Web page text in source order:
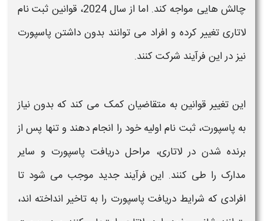
چالش‌ هایی مواجه کند. اما از سال 2024، قوانین
ثبت‌ نام
لاتاریتغییر کرده و افراد می‌ توانند بدون داشتن پاسپورت
نیز در این فرآیند شرکت کنند.
این تغییر قوانین به متقاضیان کمک می‌ کند که بدون نیاز
بهپاسپورت،ثبت‌ ناماولیه خود را انجام دهند و تنها پس از
برنده شدن در لاتاری، مراحل دریافت پاسپورت و سایر
مدارک را طی کنند. این فرآیند جدید موجب می‌ شود تا
افرادی که شرایطدریافت پاسپورت را به تاخیر انداخته‌ اند،